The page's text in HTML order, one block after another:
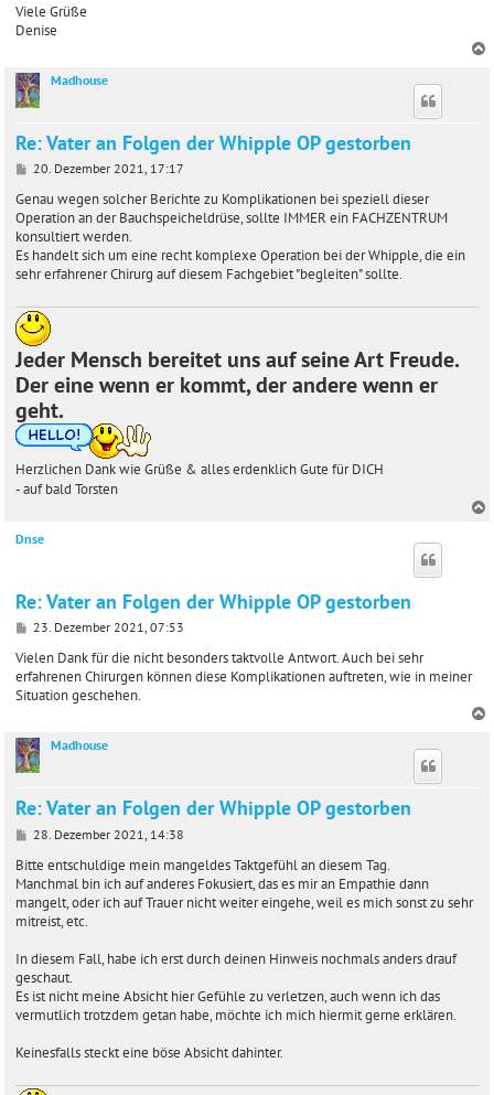
Viele Grüße
Denise
Madhouse
Re: Vater an Folgen der Whipple OP gestorben
B
i
t
a
g
20. Dezember 2021, 17:17
Genau wegen solcher Berichte zu Komplikationen bei speziell dieser
Operation an der Bauchspeicheldrüse, sollte IMMER ein FACHZENTRUM
konsultiert werden.
Es handelt sich um eine recht komplexe Operation bei der Whipple, die ein
sehr erfahrener Chirurg auf diesem Fachgebiet "begleiten" sollte.
Jeder Mensch bereitet uns auf seine Art Freude.
Der eine wenn er kommt, der andere wenn er
geht.
Herzlichen Dank wie Grüße & alles erdenklich Gute für DICH
- auf bald Torsten
Dnse
Re: Vater an Folgen der Whipple OP gestorben
B
i
t
r
a
23. Dezember 2021, 07:53
Vielen Dank für die nicht besonders taktvolle Antwort. Auch bei sehr
erfahrenen Chirurgen können diese Komplikationen auftreten, wie in meiner
Situation geschehen.
Madhouse
Re: Vater an Folgen der Whipple OP gestorben
B
i
t
r
a
g
28. Dezember 2021, 14:38
Bitte entschuldige mein mangeldes Taktgefühl an diesem Tag.
Manchmal bin ich auf anderes Fokusiert, das es mir an Empathie dann
mangelt, oder ich auf Trauer nicht weiter eingehe, weil es mich sonst zu sehr
mitreist, etc.
In diesem Fall, habe ich erst durch deinen Hinweis nochmals anders drauf
geschaut.
Es ist nicht meine Absicht hier Gefühle zu verletzen, auch wenn ich das
vermutlich trotzdem getan habe, möchte ich mich hiermit gerne erklären.
Keinesfalls steckt eine böse Absicht dahinter.